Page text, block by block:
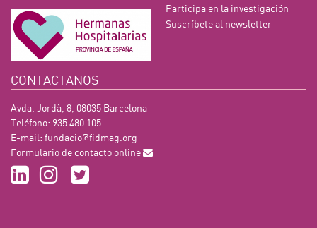
Participa en la investigación
Suscríbete al newsletter
CONTACTANOS
Avda. Jordà, 8, 08035 Barcelona
Teléfono: 935 480 105
E-mail: fundacio@fidmag.org
Formulario de contacto online